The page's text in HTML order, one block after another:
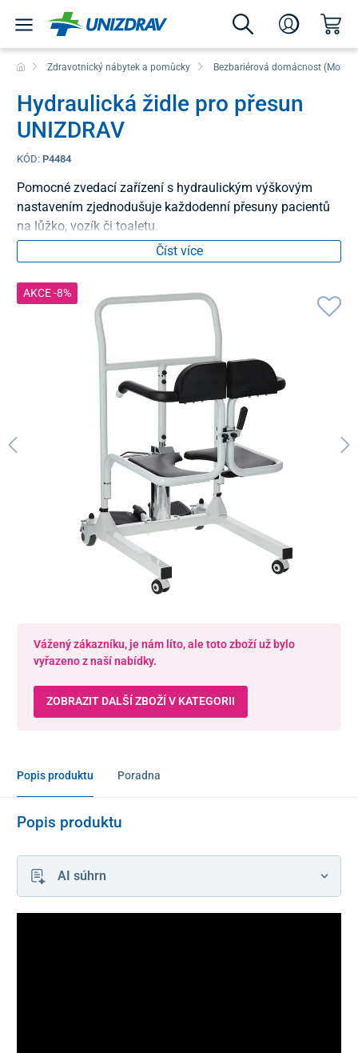
Zdravotnický nábytek a pomůcky Bezbariérová domácnost
Hydraulická židle pro přesun
UNIZDRAV
KÓD: P4484
Pomocné zvedací zařízení s hydraulickým výškovým
nastavením zjednodušuje každodenní přesuny pacientů
na lůžko, vozík či toaletu.
Číst více
AKCE -8%
Vážený zákazníku, je nám líto, ale toto zboží už bylo
vyřazeno z naší nabídky.
ZOBRAZIT DALŠÍ ZBOŽÍ V KATEGORII
Popis produktu Poradna
Popis produktu
AI súhrn